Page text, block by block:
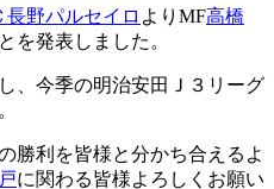
長野パルセイロ よりMF高橋
を発表しました。
、今季の明治安田Ｊ３リーグ
勝利を皆様と分かち合えるよ
に関わる皆様よろしくお願い